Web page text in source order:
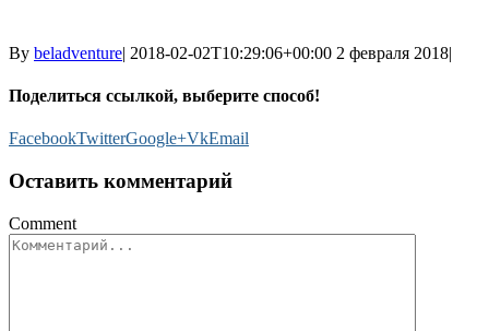
By beladventure| 2018-02-02T10:29:06+00:00 2 февраля 2018|
Поделиться ссылкой, выберите способ!
FacebookTwitterGoogle+VkEmail
Оставить комментарий
Comment